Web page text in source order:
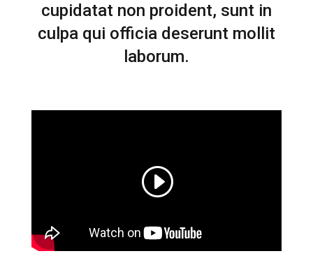
cupidatat non proident, sunt in
culpa qui officia deserunt mollit
laborum.